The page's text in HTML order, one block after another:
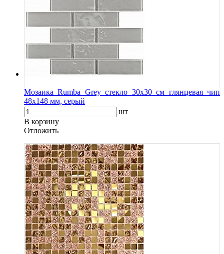
Мозаика Rumba Grey стекло 30х30 см глянцевая чип
48х148 мм, серый
шт
В корзину
Oтложить